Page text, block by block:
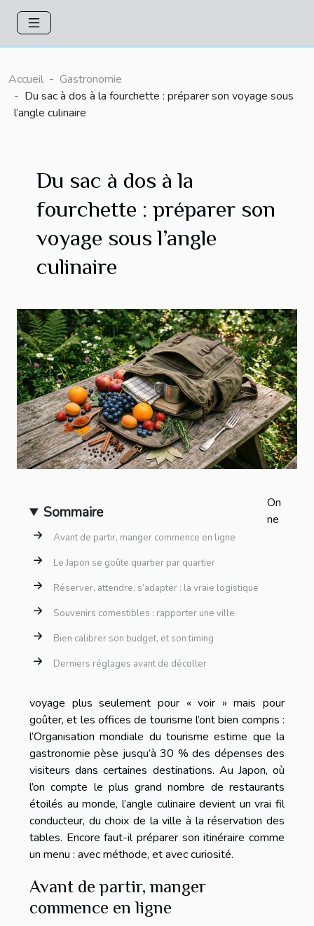
Accueil
Gastronomie
Du sac à dos à la fourchette : préparer son voyage sous
l’angle culinaire
Du sac à dos à la
fourchette : préparer son
voyage sous l’angle
culinaire
Sommaire
Avant de partir, manger commence en ligne
Le Japon se goûte quartier par quartier
Réserver, attendre, s’adapter : la vraie logistique
Souvenirs comestibles : rapporter une ville
Bien calibrer son budget, et son timing
Derniers réglages avant de décoller
On
ne
voyage plus seulement pour « voir » mais pour
goûter, et les offices de tourisme l’ont bien compris :
l’Organisation mondiale du tourisme estime que la
gastronomie pèse jusqu’à 30 % des dépenses des
visiteurs dans certaines destinations. Au Japon, où
l’on compte le plus grand nombre de restaurants
étoilés au monde, l’angle culinaire devient un vrai fil
conducteur, du choix de la ville à la réservation des
tables. Encore faut-il préparer son itinéraire comme
un menu : avec méthode, et avec curiosité.
Avant de partir, manger
commence en ligne